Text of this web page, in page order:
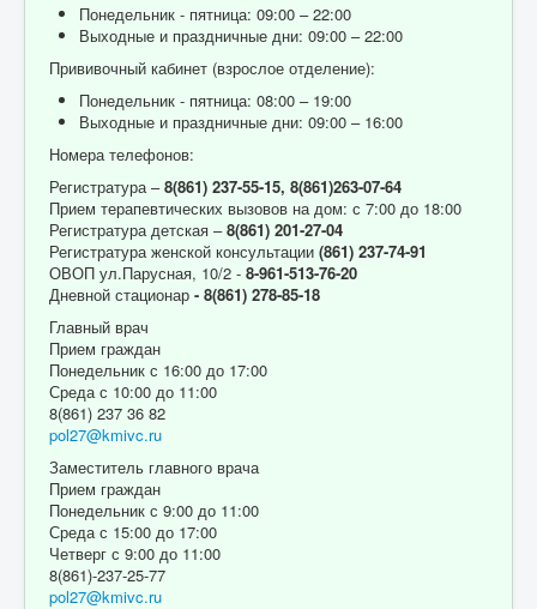
Понедельник - пятница: 09:00 – 22:00
Выходные и праздничные дни: 09:00 – 22:00
Прививочный кабинет (взрослое отделение):
Понедельник - пятница: 08:00 – 19:00
Выходные и праздничные дни: 09:00 – 16:00
Номера телефонов:
Регистратура –8(861) 237-55-15, 8(861)263-07-64
Прием терапевтических вызовов на дом: с 7:00 до 18:00
Регистратура детская –8(861) 201-27-04
Регистратура женской консультации (861) 237-74-91
ОВОП ул.Парусная, 10/2 - 8-961-513-76-20
Дневной стационар - 8(861) 278-85-18
Главный врач
Прием граждан
Понедельник с 16:00 до 17:00
Среда с 10:00 до 11:00
8(861) 237 36 82
pol27@kmivc.ru
Заместитель главного врача
Прием граждан
Понедельник с 9:00 до 11:00
Среда с 15:00 до 17:00
Четверг с 9:00 до 11:00
8(861)-237-25-77
pol27@kmivc.ru